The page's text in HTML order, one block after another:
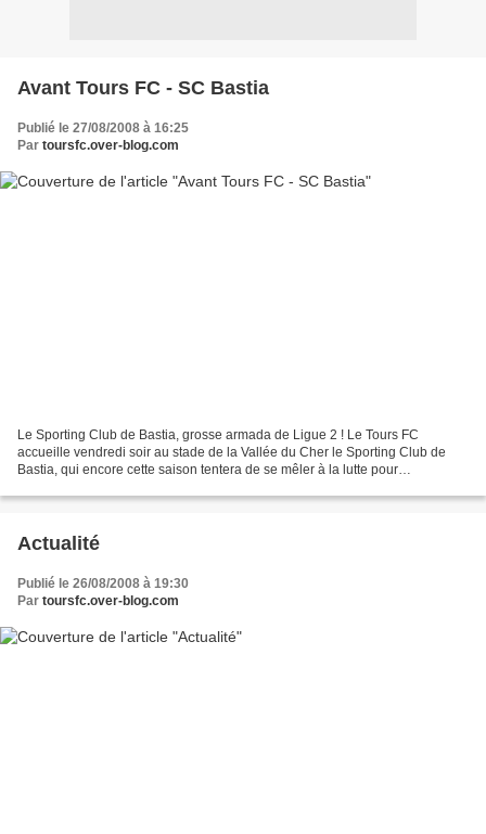
Avant Tours FC - SC Bastia
Publié le 27/08/2008 à 16:25
Par toursfc.over-blog.com
Le Sporting Club de Bastia, grosse armada de Ligue 2 ! Le Tours FC
accueille vendredi soir au stade de la Vallée du Cher le Sporting Club de
Bastia, qui encore cette saison tentera de se mêler à la lutte pour
Actualité
Publié le 26/08/2008 à 19:30
Par toursfc.over-blog.com